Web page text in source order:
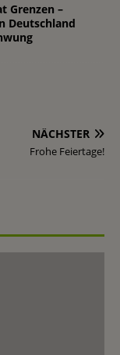
Grenzen –
Deutschland
NÄCHSTER
Frohe Feiertage!